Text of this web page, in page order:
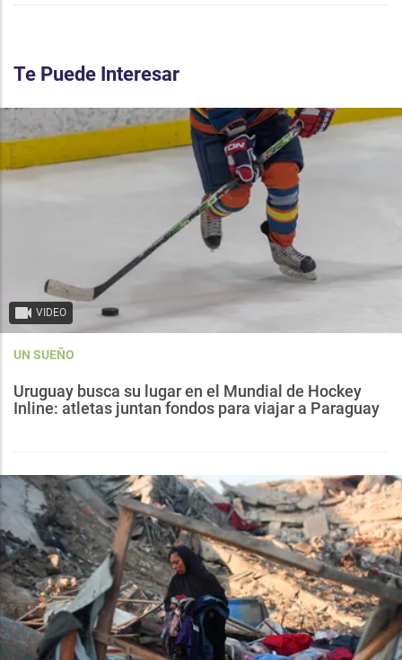
Te Puede Interesar
VIDEO
UN SUEÑO
Uruguay busca su lugar en el Mundial de Hockey
Inline: atletas juntan fondos para viajar a Paraguay